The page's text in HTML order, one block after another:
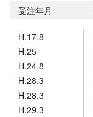
受注年月
H.17.8
H.25
H.24.8
H.28.3
H.28.3
H.29.3